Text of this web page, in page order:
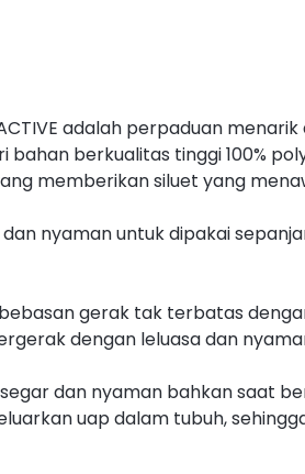
adalah perpaduan
bahan berkualitas tinggi 100%
memberikan siluet yang
nyaman untuk dipakai
gerak tak terbatas
dengan leluasa dan
dan nyaman bahkan saat
uap dalam tubuh,